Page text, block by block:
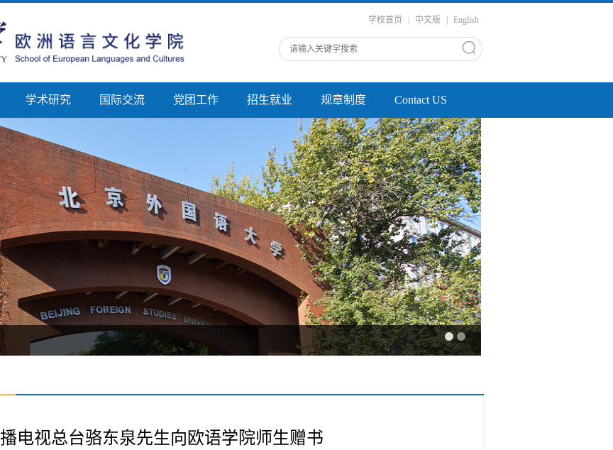
学校首页 中文版 English
学术研究 国际交流 党团工作 招生就业 规章制度 Contact US
电视总台骆东泉先生向欧语学院师生赠书